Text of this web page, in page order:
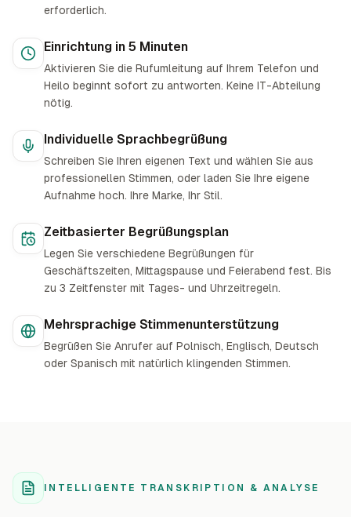
erforderlich.
Einrichtung in 5 Minuten
Aktivieren Sie die Rufumleitung auf Ihrem Telefon und
Heilo beginnt sofort zu antworten. Keine IT-Abteilung
nötig.
Individuelle Sprachbegrüßung
Schreiben Sie Ihren eigenen Text und wählen Sie aus
professionellen Stimmen, oder laden Sie Ihre eigene
Aufnahme hoch. Ihre Marke, Ihr Stil.
Zeitbasierter Begrüßungsplan
Legen Sie verschiedene Begrüßungen für
Geschäftszeiten, Mittagspause und Feierabend fest. Bis
zu 3 Zeitfenster mit Tages- und Uhrzeitregeln.
Mehrsprachige Stimmenunterstützung
Begrüßen Sie Anrufer auf Polnisch, Englisch, Deutsch
oder Spanisch mit natürlich klingenden Stimmen.
INTELLIGENTE TRANSKRIPTION & ANALYSE